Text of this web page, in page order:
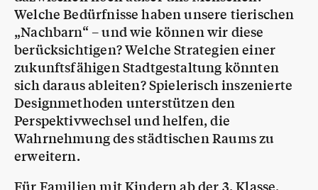
Welche Bedürfnisse haben unsere tierischen
„Nachbarn“ – und wie können wir diese
berücksichtigen? Welche Strategien einer
zukunftsfähigen Stadtgestaltung könnten
sich daraus ableiten? Spielerisch inszenierte
Designmethoden unterstützen den
Perspektivwechsel und helfen, die
Wahrnehmung des städtischen Raums zu
erweitern.
Für Familien mit Kindern ab der 3. Klasse,